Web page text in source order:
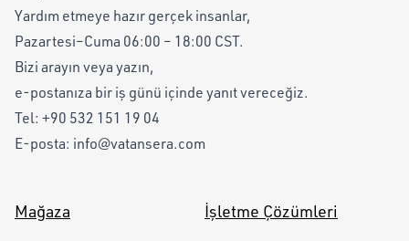
Yardım etmeye hazır gerçek insanlar,
Pazartesi–Cuma 06:00 – 18:00 CST.
Bizi arayın veya yazın,
e-postanıza bir iş günü içinde yanıt vereceğiz.
Tel: +90 532 151 19 04
E-posta: info@vatansera.com
Mağaza İşletme Çözümleri